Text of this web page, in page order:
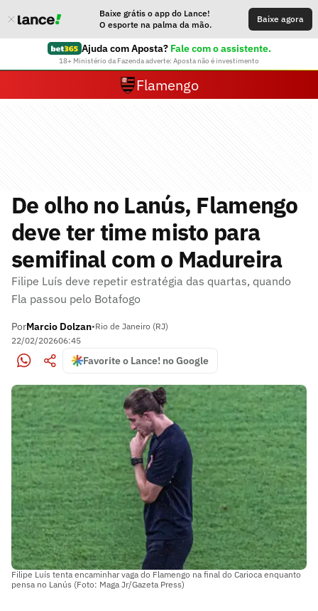
Baixe grátis o app do Lance!
O esporte na palma da mão.
Baixe agora
Ajuda com Aposta? Fale com o assistente.
18+ Ministério da Fazenda adverte: Aposta não é investimento
Flamengo
De olho no Lanús, Flamengo
deve ter time misto para
semifinal com o Madureira
Filipe Luís deve repetir estratégia das quartas, quando
Fla passou pelo Botafogo
PorMarcio Dolzan•Rio de Janeiro (RJ)
22/02/202606:45
Favorite o Lance! no Google
Filipe Luís tenta encaminhar vaga do Flamengo na final do Carioca enquanto
pensa no Lanús (Foto: Maga Jr/Gazeta Press)